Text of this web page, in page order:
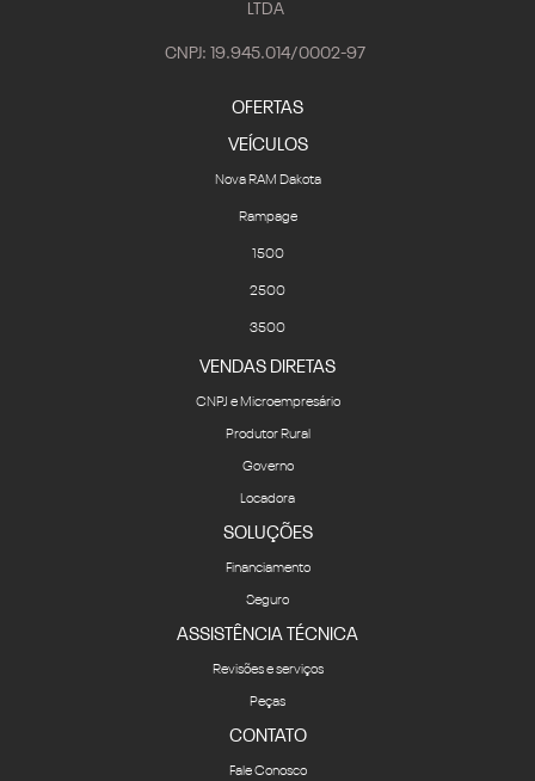
LTDA
CNPJ: 19.945.014/0002-97
OFERTAS
VEÍCULOS
Nova RAM Dakota
Rampage
1500
2500
3500
VENDAS DIRETAS
CNPJ e Microempresário
Produtor Rural
Governo
Locadora
SOLUÇÕES
Financiamento
Seguro
ASSISTÊNCIA TÉCNICA
Revisões e serviços
Peças
CONTATO
Fale Conosco